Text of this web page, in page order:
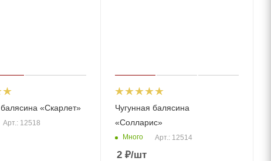
«Скарлет»
Арт.: 12518
Чугунная балясина
«Солларис»
Много Арт.: 12514
2 ₽/шт